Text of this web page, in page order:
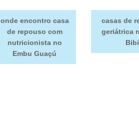
onde encontro casa
de repouso com
nutricionista no
Embu Guaçú
casas de
geriátrica
Bibi